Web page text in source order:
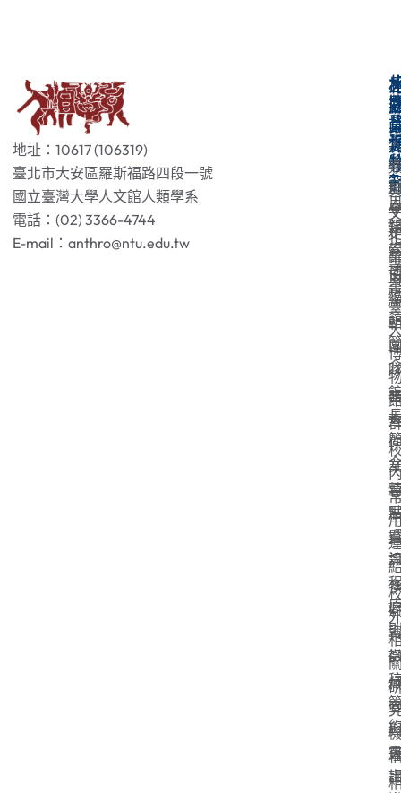
地址：10617 (106319)
臺北市大安區羅斯福路四段一號
國立臺灣大學人文館人類學系
電話：(02) 3366-4744
E-mail：anthro@ntu.edu.tw